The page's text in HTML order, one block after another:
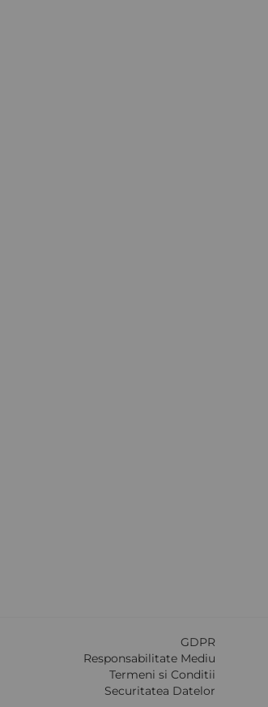
GDPR
Responsabilitate Mediu
Termeni si Conditii
Securitatea Datelor